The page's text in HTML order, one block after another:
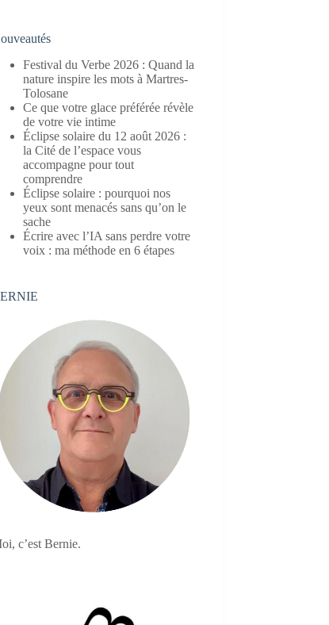
Festival du Verbe 2026 : Quand la
nature inspire les mots à Martres-
Tolosane
Ce que votre glace préférée révèle
de votre vie intime
Éclipse solaire du 12 août 2026 :
la Cité de l’espace vous
accompagne pour tout
comprendre
Éclipse solaire : pourquoi nos
yeux sont menacés sans qu’on le
sache
Écrire avec l’IA sans perdre votre
voix : ma méthode en 6 étapes
c’est Bernie.